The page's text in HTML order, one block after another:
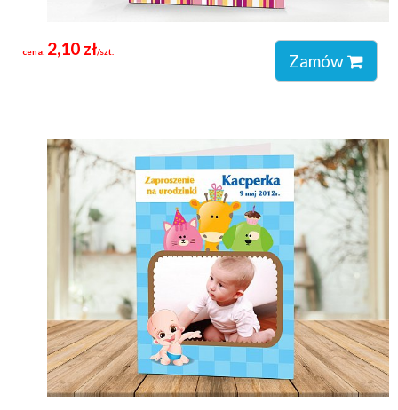
cena: 2,10 zł/szt. Zamów